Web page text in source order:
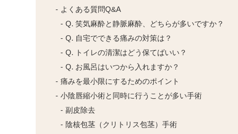
よくある質問Q&A
Q. 笑気麻酔と静脈麻酔、どちらが多いですか？
Q. 自宅でできる痛みの対策は？
Q. トイレの清潔はどう保てばいい？
Q. お風呂はいつから入れますか？
痛みを最小限にするためのポイント
小陰唇縮小術と同時に行うことが多い手術
副皮除去
陰核包茎（クリトリス包茎）手術